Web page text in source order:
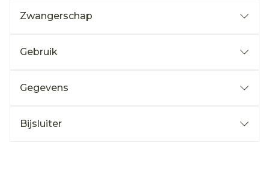
Zwangerschap
Gebruik
Gegevens
Bijsluiter